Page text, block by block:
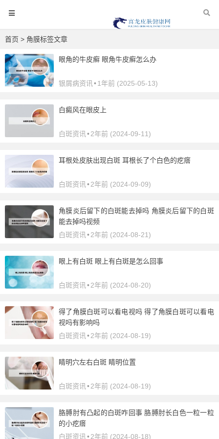
首页 > 角膜标签文章
眼角的牛皮癣 眼角牛皮癣怎么办
银屑病资讯 •1年前 (2025-05-13)
白癜风在眼皮上
白斑资讯 •2年前 (2024-09-11)
耳根处皮肤出现白斑 耳根长了个白色的疙瘩
白斑资讯 •2年前 (2024-09-09)
角膜炎后留下的白斑能去掉吗 角膜炎后留下的白斑
能去掉吗视频
白斑资讯 •2年前 (2024-08-21)
眼上有白斑 眼上有白斑是怎么回事
白斑资讯 •2年前 (2024-08-20)
得了角膜白斑可以看电视吗 得了角膜白斑可以看电
视吗有影响吗
白斑资讯 •2年前 (2024-08-19)
睛明穴左右白斑 睛明位置
白斑资讯 •2年前 (2024-08-19)
胳膊肘有凸起的白斑咋回事 胳膊肘长白色一粒一粒
的小疙瘩
白斑资讯 •2年前 (2024-08-18)